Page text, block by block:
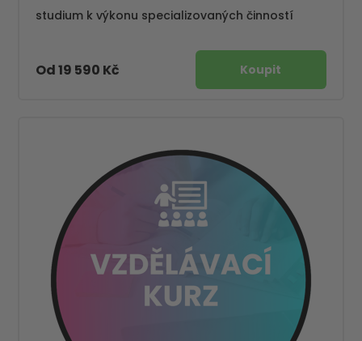
studium k výkonu specializovaných činností
Od 19 590 Kč